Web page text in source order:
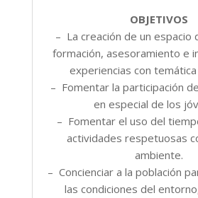
OBJETIVOS
– La creación de un espacio
formación, asesoramiento e
experiencias con
– Fomentar la participación
en especial de los
– Fomentar el uso del
actividades respetuosas
ambiente.
– Concienciar a la población
las condiciones del